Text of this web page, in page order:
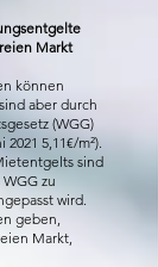
Markt
können
aber durch
(WGG)
5,11€/m²).
sind
zu
wird.
geben,
Markt,